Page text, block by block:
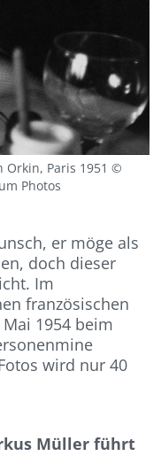
Orkin, Paris 1951 ©
Photos
er möge als
doch dieser
Im
französischen
1954 beim
wird nur 40
Müller führt